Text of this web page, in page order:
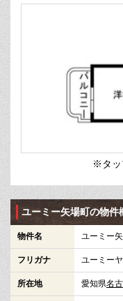
※タッ
ユーミー矢場町の物件
物件名 ユーミー
フリガナ ユーミー
所在地 愛知県名